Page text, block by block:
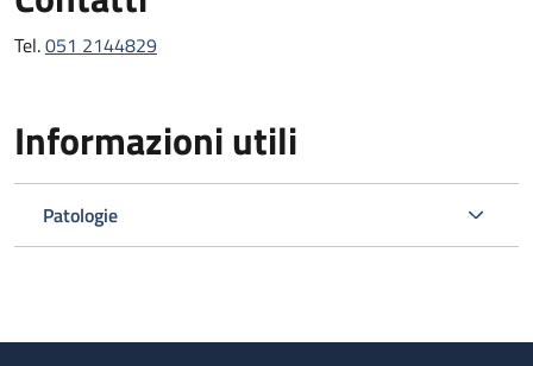
Tel.051 2144829
Informazioni utili
Patologie